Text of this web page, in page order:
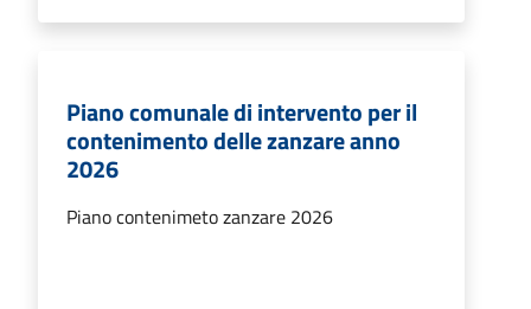
Piano comunale di intervento per il
contenimento delle zanzare anno
2026
Piano contenimeto zanzare 2026